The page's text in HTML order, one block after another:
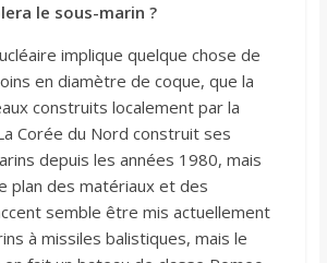
le sous-marin ?
implique quelque chose de
en diamètre de coque, que la
construits localement par la
Corée du Nord construit ses
depuis les années 1980, mais
plan des matériaux et des
semble être mis actuellement
à missiles balistiques, mais le